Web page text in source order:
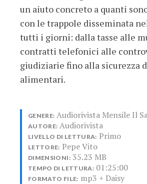
un aiuto concreto a quanti
con le trappole disseminata
tutti i giorni: dalla tasse alle
contratti telefonici alle
giudiziarie fino alla sicurezza
alimentari.
GENERE: Audiorivista Mensile Il
AUTORE: Audiorivista
LIVELLO DI LETTURA: Primo
LETTORE: Pepe Vito
DIMENSIONI: 35.23 MB
TEMPO DI LETTURA: 01:25:00
FORMATO FILE: mp3 + Daisy